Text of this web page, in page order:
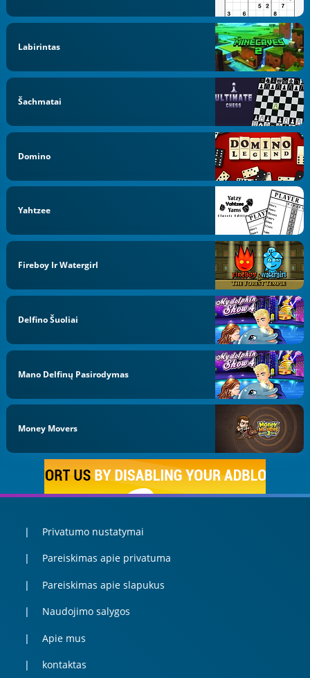
Labirintas
Šachmatai
Domino
Yahtzee
Fireboy Ir Watergirl
Delfino Šuoliai
Mano Delfinų Pasirodymas
Money Movers
Privatumo nustatymai
Pareiskimas apie privatuma
Pareiskimas apie slapukus
Naudojimo salygos
Apie mus
kontaktas